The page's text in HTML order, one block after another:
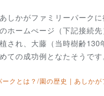
しかがファミリーパーク
ホームぺージ（下記接続
され、大藤（当時樹齢130
ての成功例となたそうです
ークとは？/園の歴史 | あしかが